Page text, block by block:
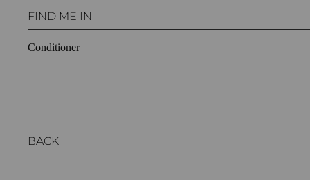
FIND ME IN
Conditioner
BACK